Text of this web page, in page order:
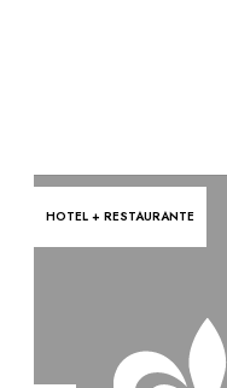
HOTEL + RESTAURANTE